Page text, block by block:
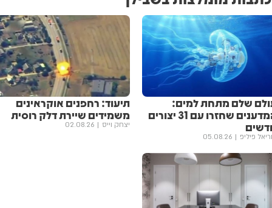
שלם מתחת למים:
המדענים שחזרו עם 31 יצורים
פיליפ 05.08.26
תיעוד: רחפנים אוקראינים
משמידים שיירת דלק רוסית
יצחק וייס 02.08.26